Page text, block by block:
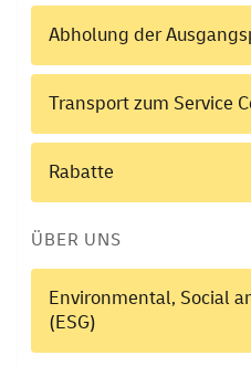
Abholung der
Transport zum Service
Rabatte
ÜBER UNS
Environmental, Social
(ESG)